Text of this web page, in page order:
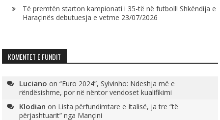
Të premtën starton kampionati i 35-të në futboll! Shkëndija e
Haraçinës debutuesja e vetme 23/07/2026
KOMENTET E FUNDIT
Luciano on“Euro 2024”, Sylvinho: Ndeshja më e
rëndësishme, por në nëntor vendoset kualifikimi
Klodian on Lista përfundimtare e Italisë, ja tre “të
përjashtuarit” nga Mançini